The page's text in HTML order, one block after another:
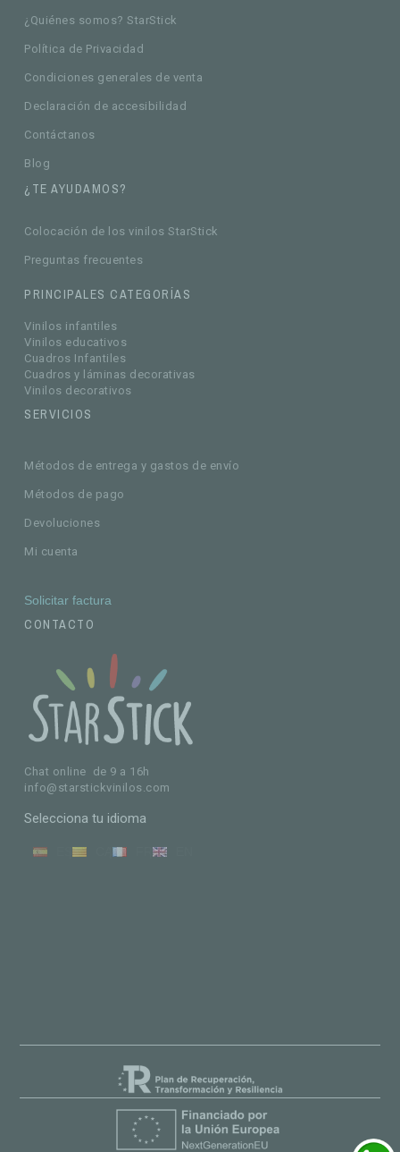
¿Quiénes somos? StarStick
Política de Privacidad
Condiciones generales de venta
Declaración de accesibilidad
Contáctanos
Blog
¿TE AYUDAMOS?
Colocación de los vinilos StarStick
Preguntas frecuentes
PRINCIPALES CATEGORÍAS
Vinilos infantiles
Vinilos educativos
Cuadros Infantiles
Cuadros y láminas decorativas
Vinilos decorativos
SERVICIOS
Métodos de entrega y gastos de envío
Métodos de pago
Devoluciones
Mi cuenta
Solicitar factura
CONTACTO
Chat online de 9 a 16h
info@starstickvinilos.com
Selecciona tu idioma
ES CA FR